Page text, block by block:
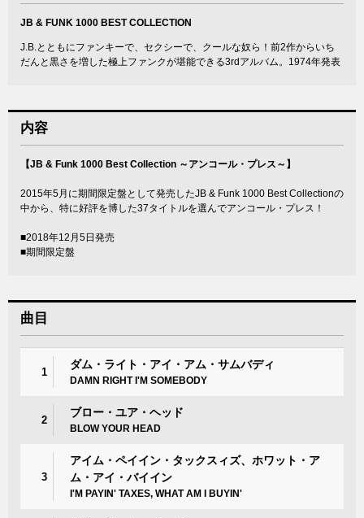
JB & FUNK 1000 BEST COLLECTION
J.B.とともにファンキーで、セクシーで、クールな奴ら！前2作からいち
だんと黒さを増した極上ファンクが堪能できる3rdアルバム。1974年発表
内容
【JB & Funk 1000 Best Collection ～アンコール・プレス～】
2015年5月に期間限定盤として発売したJB & Funk 1000 Best Collectionの
中から、特に好評を博した37タイトルを選んでアンコール・プレス！
■2018年12月5日発売
■期間限定盤
曲目
1
ダム・ライト・アイ・アム・サムバディ
DAMN RIGHT I'M SOMEBODY
2
ブロー・ユア・ヘッド
BLOW YOUR HEAD
3
アイム・ペイイン・タックスィズ、ホワット・ア
ム・アイ・バイイン
I'M PAYIN' TAXES, WHAT AM I BUYIN'